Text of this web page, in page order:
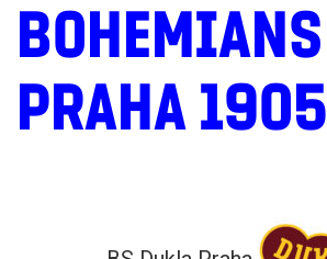
BOHEMIANS
PRAHA 1905